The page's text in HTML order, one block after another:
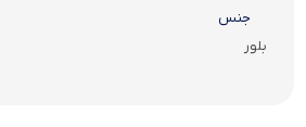
جنس
بلور